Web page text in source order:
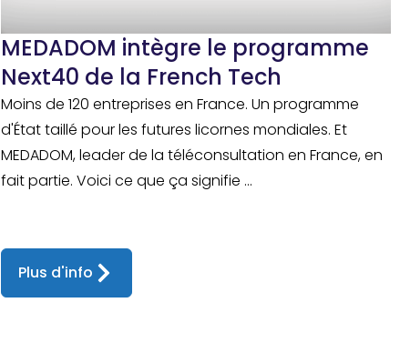
MEDADOM intègre le programme
Next40 de la French Tech
Moins de 120 entreprises en France. Un programme
d'État taillé pour les futures licornes mondiales. Et
MEDADOM, leader de la téléconsultation en France, en
fait partie. Voici ce que ça signifie ...
Plus d'info